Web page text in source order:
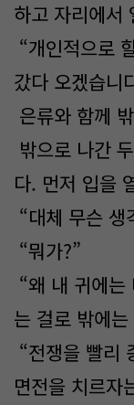
하고 자리에서
“개인적으로
갔다 오겠습니
은류와 함께
밖으로 나간
다. 먼저 입을
“대체 무슨 생
“뭐가?”
“왜 내 귀에
는 걸로 밖에
“전쟁을 빨리
면전을 치르자